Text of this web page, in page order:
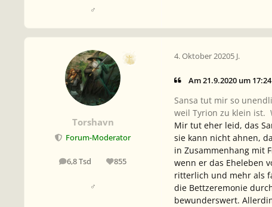
♂
Torshavn
Forum-Moderator
6,8 Tsd
Beiträge 855
Reputation
♂
4. Oktober 20205 J.
Am 21.9.2020 um
Sansa tut mir so
weil Tyrion zu klein ist.
Mir tut eher leid, das
sie kann nicht ahnen,
in Zusammenhang mit
wenn er das Eheleben
ritterlich und mehr als
die Bettzeremonie
bewunderswert.